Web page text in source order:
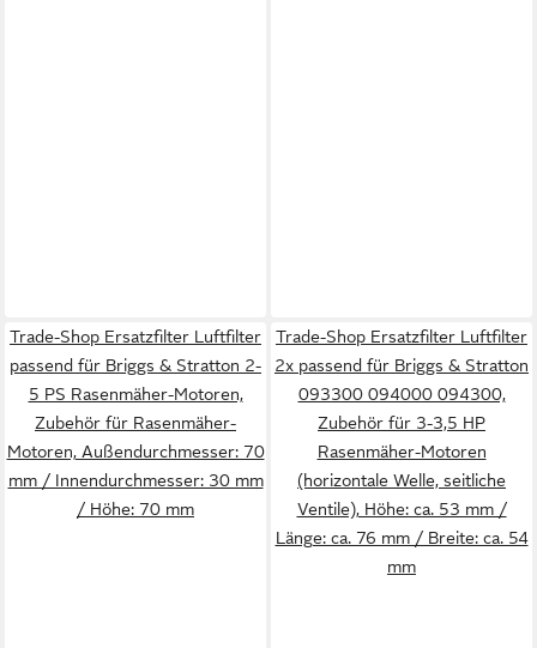
Trade-Shop Ersatzfilter Luftfilter
passend für Briggs & Stratton 2-
5 PS Rasenmäher-Motoren,
Zubehör für Rasenmäher-
Motoren, Außendurchmesser: 70
mm / Innendurchmesser: 30 mm
/ Höhe: 70 mm
Trade-Shop Ersatzfilter Luftfilter
2x passend für Briggs & Stratton
093300 094000 094300,
Zubehör für 3-3,5 HP
Rasenmäher-Motoren
(horizontale Welle, seitliche
Ventile), Höhe: ca. 53 mm /
Länge: ca. 76 mm / Breite: ca. 54
mm